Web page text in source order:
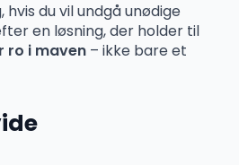
du vil undgå unødige
en løsning, der holder til
ro i maven – ikke bare et